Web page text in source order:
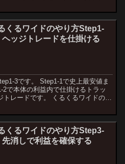
くるワイドのやり方Step1-
ヘッジトレードを仕掛ける
3です。 Step1-1で史上最安値ま
で本体の利益内で仕掛けるトラッ
トレードです。 くるくるワイドの基
くるワイドのやり方Step3-
先消しで利益を確保する